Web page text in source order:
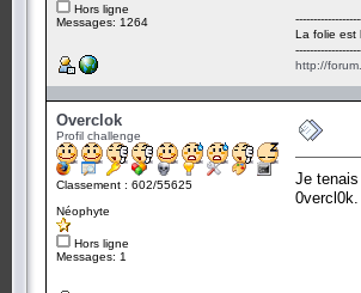
Hors ligne
Messages: 1264
La folie est
http://
Overclok
Profil challenge
Classement : 602/55625
Néophyte
Hors ligne
Messages: 1
Je
0vercl0k.